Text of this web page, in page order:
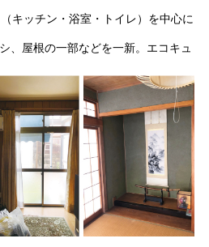
キッチン・浴室・トイレ）を中心に
、屋根の一部などを一新。エコキュ